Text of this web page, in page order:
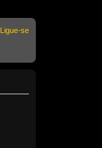
Ligue-se